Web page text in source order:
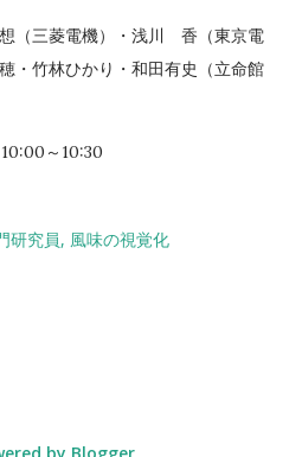
（三菱電機）・浅川 香（東京電
・竹林ひかり・和田有史（立命館
～10:30
研究員 風味の視覚化